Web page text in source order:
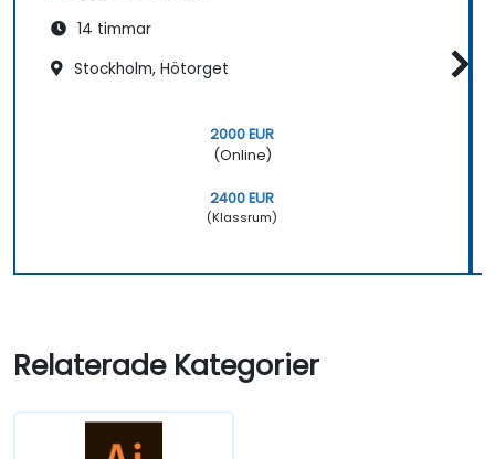
14 timmar
Stockholm, Hötorget
2000 EUR
(Online)
2400 EUR
(Klassrum)
Relaterade Kategorier